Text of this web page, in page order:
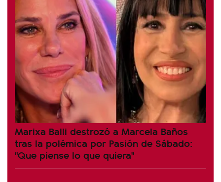
Marixa Balli destrozó a Marcela Baños
tras la polémica por Pasión de Sábado:
"Que piense lo que quiera"